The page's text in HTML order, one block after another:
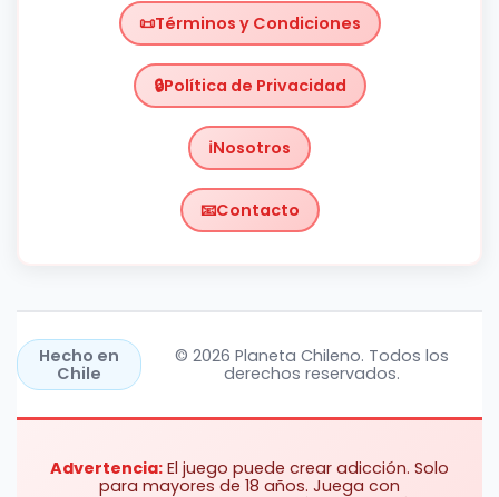
Términos y Condiciones
Política de Privacidad
Nosotros
Contacto
Hecho en
Chile
© 2026 Planeta Chileno. Todos los
derechos reservados.
Advertencia: El juego puede crear adicción. Solo
para mayores de 18 años. Juega con